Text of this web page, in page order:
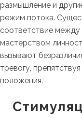
размышление и
режим потока.
соответствие
мастерством
вызывают
тревогу,
положения.